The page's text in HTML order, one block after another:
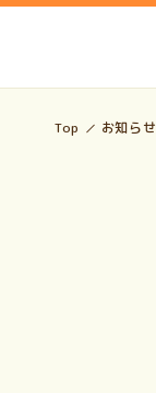
Top お知らせ